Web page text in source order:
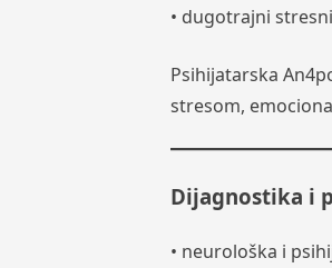
• dugotrajni
Psihijatarska
stresom,
Dijagnostika i
• neurološka i